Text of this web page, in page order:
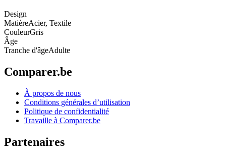
Design
MatièreAcier, Textile
CouleurGris
Âge
Tranche d'âgeAdulte
Comparer.be
À propos de nous
Conditions générales d’utilisation
Politique de confidentialité
Travaille à Comparer.be
Partenaires